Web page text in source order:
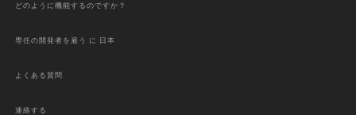
どのように機能するのですか？
専任の開発者を雇う に 日本
よくある質問
連絡する